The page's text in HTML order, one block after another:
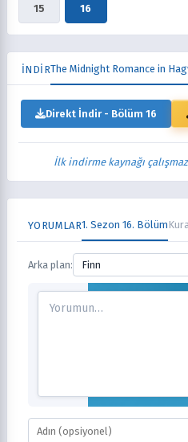
15 16
İNDİRThe Midnight Romance in
Direkt İndir - Bölüm 16
İlk indirme kaynağı
YORUMLAR1. Sezon 16. Bölüm
Arka plan: Finn